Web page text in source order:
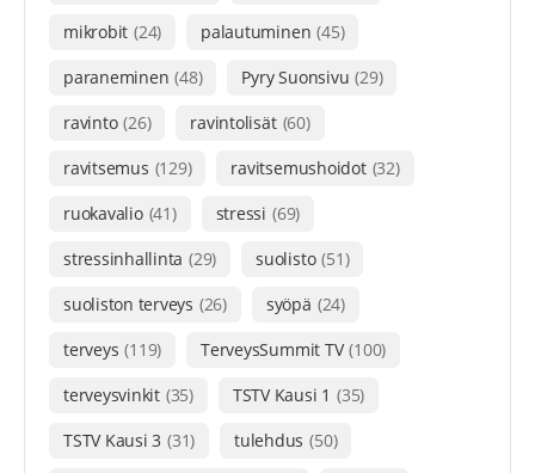
mikrobit (24) palautuminen (45)
paraneminen (48) Pyry Suonsivu (29)
ravinto (26) ravintolisät (60)
ravitsemus (129) ravitsemushoidot (32)
ruokavalio (41) stressi (69)
stressinhallinta (29) suolisto (51)
suoliston terveys (26) syöpä (24)
terveys (119) TerveysSummit TV (100)
terveysvinkit (35) TSTV Kausi 1 (35)
TSTV Kausi 3 (31) tulehdus (50)